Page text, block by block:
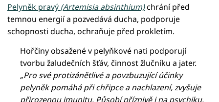
Pelyněk pravý (Artemisia absinthium)chrání před
temnou energií a pozvedává ducha, podporuje
schopnosti ducha, ochraňuje před prokletím.
Hořčiny obsažené v pelyňkové nati podporují
tvorbu žaludečních šťáv, činnost žlučníku a jater.
„Pro své protizánětlivé a povzbuzující účinky
pelyněk pomáhá při chřipce a nachlazení, zvyšuje
přirozenou imunitu. Působí příznivě i na psychiku.